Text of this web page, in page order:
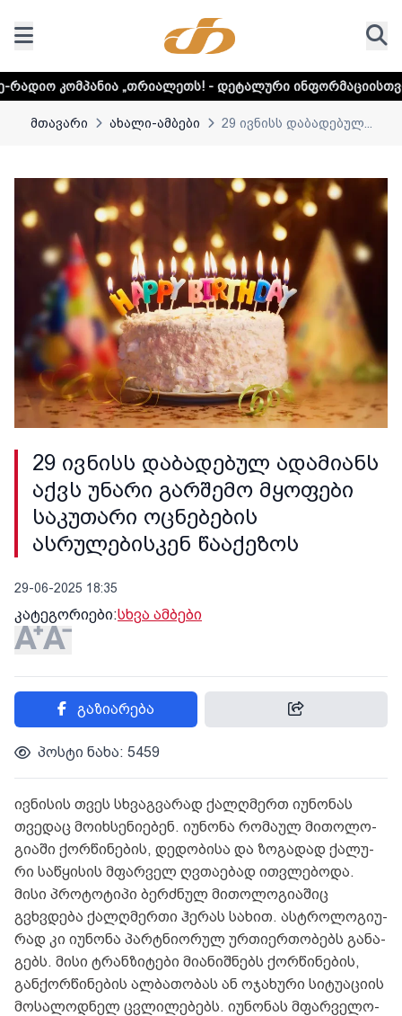
„თრიალეთს! - დეტალური ინფორმაციისთვის დააკლიკეთ
მთავარი ახალი-ამბები 29 ივნისს დაბადებულ...
29 ივნისს დაბადებულ ადამიანს
აქვს უნარი გარშემო მყოფები
საკუთარი ოცნებების
ასრულებისკენ წააქეზოს
29-06-2025 18:35
კატეგორიები:სხვა ამბები
გაზიარება
პოსტი ნახა: 5459
ივ­ნი­სის თვეს სხვაგ­ვა­რად ქალღმერთ იუ­ნო­ნას
თვე­დაც მო­იხ­სე­ნი­ე­ბენ. იუ­ნო­ნა რო­მა­ულ მი­თო­ლო­
გი­ა­ში ქორ­წი­ნე­ბის, დე­დო­ბი­სა და ზო­გა­დად ქა­ლუ­
რი სა­წყი­სის მფარ­ველ ღვთა­ე­ბად ით­ვლე­ბო­და.
მისი პრო­ტო­ტი­პი ბერ­ძნულ მი­თო­ლო­გი­ა­შიც
გვხვდე­ბა ქალღმერ­თი ჰე­რას სა­ხით. ას­ტრო­ლო­გი­უ­
რად კი იუ­ნო­ნა პარტნი­ო­რულ ურ­თი­ერ­თო­ბებს გა­ნა­
გებს. მისი ტრან­ზი­ტე­ბი მი­ა­ნიშ­ნებს ქორ­წი­ნე­ბის,
გან­ქორ­წი­ნე­ბის ალ­ბა­თო­ბას ან ოჯა­ხუ­რი სი­ტუ­ა­ცი­ის
მო­სა­ლოდ­ნელ ცვლი­ლე­ბებს. იუ­ნო­ნას მფარ­ვე­ლო­